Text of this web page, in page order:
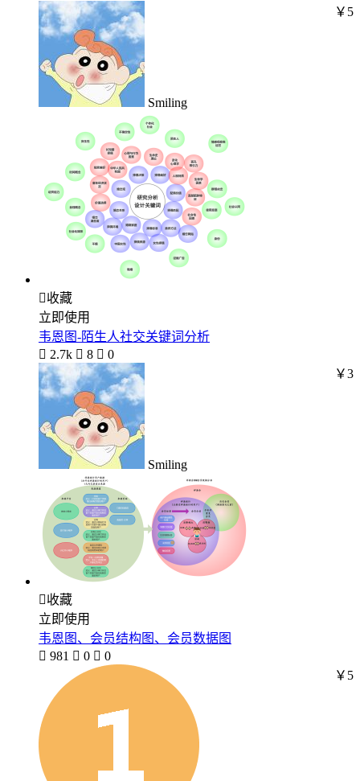
Smiling
￥5
收藏
立即使用
韦恩图-陌生人社交关键词分析
 2.7k  8  0
Smiling
￥3
收藏
立即使用
韦恩图、会员结构图、会员数据图
 981  0  0
￥5